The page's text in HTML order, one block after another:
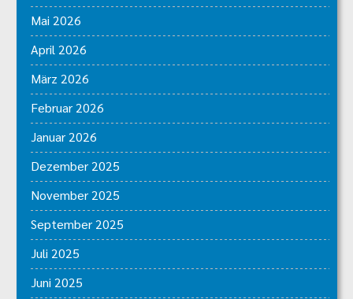
Mai 2026
April 2026
März 2026
Februar 2026
Januar 2026
Dezember 2025
November 2025
September 2025
Juli 2025
Juni 2025